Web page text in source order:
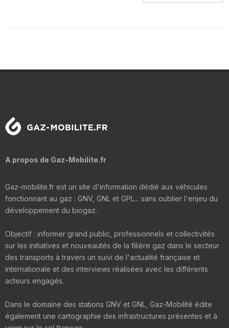
A propos de Gaz-Mobilite.fr
Gaz-mobilite.fr est un site d'information dédié aux véhicules
fonctionnant au gaz : GNV, GNL et GPL... sans oublier l'enjeu du
développement du biogaz.
Objectif : informer grand public, professionnels et collectivités
sur les initiatives et nouveautés de la filière gaz dans le secteur
des transports à travers un suivi de l'actualité française et
internationale et des interviews réalisées avec les différents
acteurs engagés.
Dans le domaine des stations GNV et GNL, Gaz-Mobilité édite
également une cartographie des infrastructures présentes et à